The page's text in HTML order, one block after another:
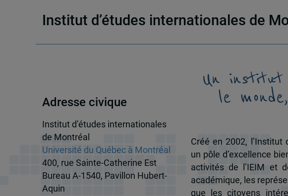
Institut d’études internationales de
Adresse civique
Institut d’études internationales
de Montréal
Université du Québec à Montréal
400, rue Sainte-Catherine Est
Bureau A-1540, Pavillon Hubert-
Aquin
Un
le
Créé en 2002, l’Institut
un pôle d’excellence
activités de l’IEIM et
académique, les
que les citoyens